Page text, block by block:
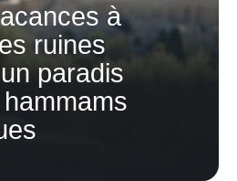
à
ruines
paradis